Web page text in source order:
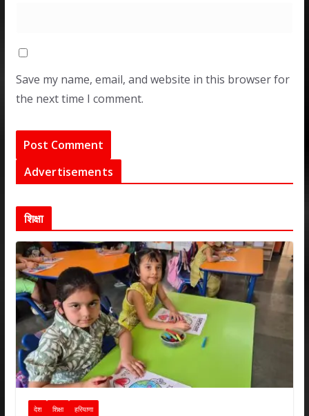
Save my name, email, and website in this browser for
the next time I comment.
Advertisements
शिक्षा
देश शिक्षा हरियाणा